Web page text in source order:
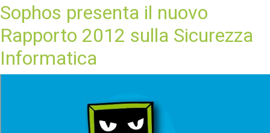
Sophos presenta il nuovo
Rapporto 2012 sulla Sicurezza
Informatica